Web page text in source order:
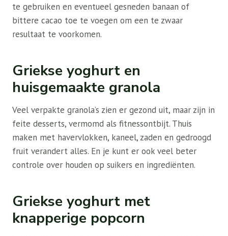
te gebruiken en eventueel gesneden banaan of
bittere cacao toe te voegen om een ​​te zwaar
resultaat te voorkomen.
Griekse yoghurt en
huisgemaakte granola
Veel verpakte granola’s zien er gezond uit, maar zijn in
feite desserts, vermomd als fitnessontbijt. Thuis
maken met havervlokken, kaneel, zaden en gedroogd
fruit verandert alles. En je kunt er ook veel beter
controle over houden op suikers en ingrediënten.
Griekse yoghurt met
knapperige popcorn